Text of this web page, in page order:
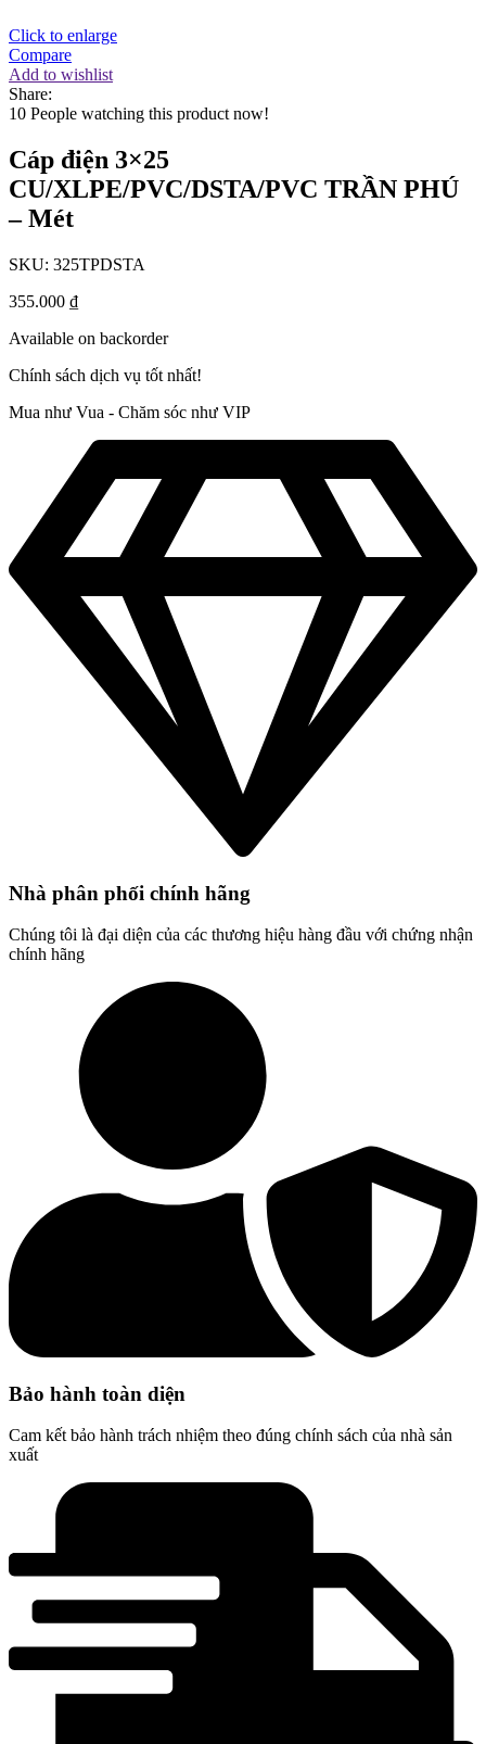
Click to enlarge
Compare
Add to wishlist
Share:
10 People watching this product now!
Cáp điện 3×25
CU/XLPE/PVC/DSTA/PVC TRẦN PHÚ
– Mét
SKU: 325TPDSTA
355.000 ₫
Available on backorder
Chính sách dịch vụ tốt nhất!
Mua như Vua - Chăm sóc như VIP
Nhà phân phối chính hãng
Chúng tôi là đại diện của các thương hiệu hàng đầu với chứng nhận
chính hãng
Bảo hành toàn diện
Cam kết bảo hành trách nhiệm theo đúng chính sách của nhà sản
xuất